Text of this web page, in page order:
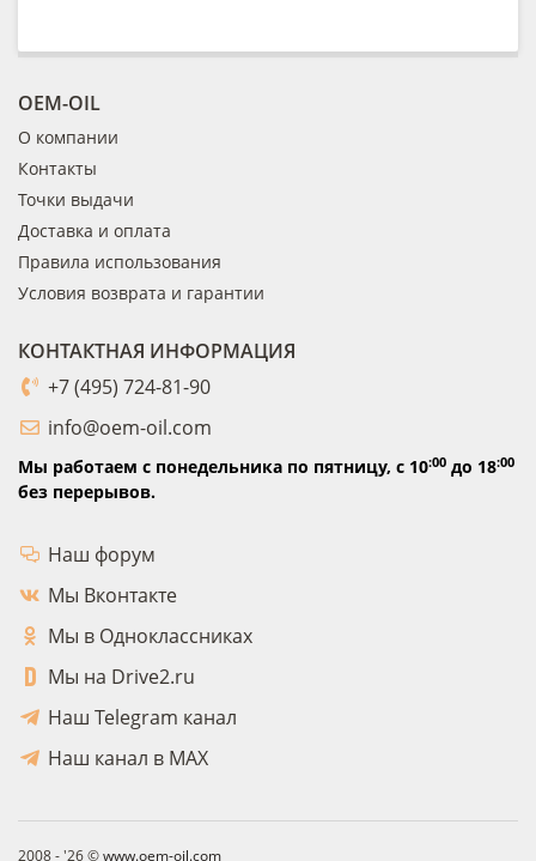
OEM-OIL
О компании
Контакты
Точки выдачи
Доставка и оплата
Правила использования
Условия возврата и гарантии
КОНТАКТНАЯ ИНФОРМАЦИЯ
+7 (495) 724-81-90
info@oem-oil.com
Мы работаем с понедельника по пятницу, с 10:00 до 18:00
без перерывов.
Наш форум
Мы Вконтакте
Мы в Одноклассниках
Мы на Drive2.ru
Наш Telegram канал
Наш канал в MAX
2008 - '26 ©www.oem-oil.com